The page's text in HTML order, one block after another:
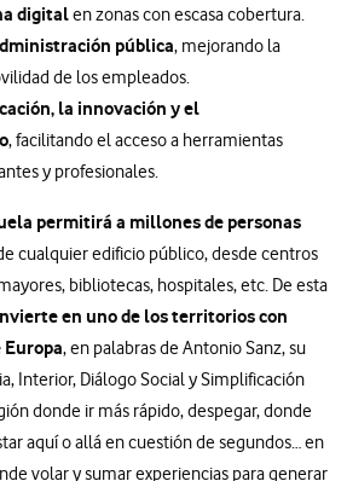
digitalen zonas con escasa cobertura.
pública, mejorando la
de los empleados.
la innovación y el
, facilitando el acceso a herramientas
y profesionales.
permitirá a millones de personas
cualquier edificio público, desde centros
bibliotecas, hospitales, etc. De esta
en uno de los territorios con
, en palabras de Antonio Sanz, su
Interior, Diálogo Social y Simplificación
donde ir más rápido, despegar, donde
aquí o allá en cuestión de segundos… en
volar y sumar experiencias para generar